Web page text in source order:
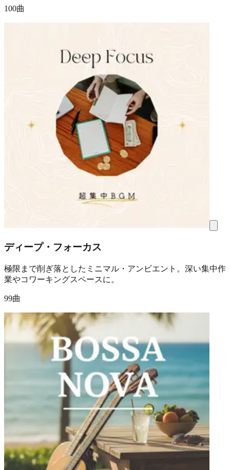
100曲
ディープ・フォーカス
極限まで削ぎ落としたミニマル・アンビエント。深い集中作
業やコワーキングスペースに。
99曲